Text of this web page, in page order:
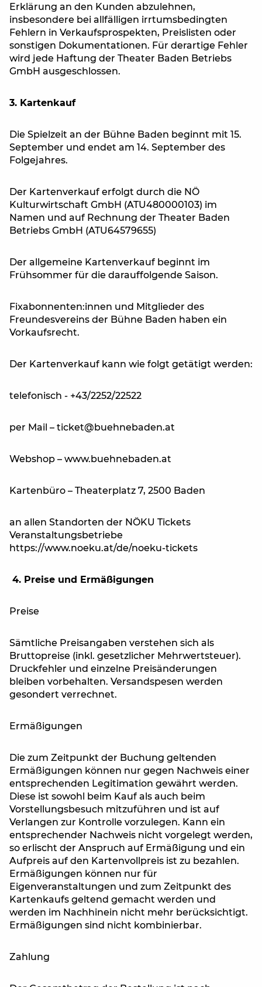
Erklärung an den Kunden abzulehnen,
insbesondere bei allfälligen irrtumsbedingten
Fehlern in Verkaufsprospekten, Preislisten oder
sonstigen Dokumentationen. Für derartige Fehler
wird jede Haftung der Theater Baden Betriebs
GmbH ausgeschlossen.
3. Kartenkauf
Die Spielzeit an der Bühne Baden beginnt mit 15.
September und endet am 14. September des
Folgejahres.
Der Kartenverkauf erfolgt durch die NÖ
Kulturwirtschaft GmbH (ATU480000103) im
Namen und auf Rechnung der Theater Baden
Betriebs GmbH (ATU64579655)
Der allgemeine Kartenverkauf beginnt im
Frühsommer für die darauffolgende Saison.
Fixabonnenten:innen und Mitglieder des
Freundesvereins der Bühne Baden haben ein
Vorkaufsrecht.
Der Kartenverkauf kann wie folgt getätigt werden:
telefonisch - +43/2252/22522
per Mail – ticket@buehnebaden.at
Webshop – www.buehnebaden.at
Kartenbüro – Theaterplatz 7, 2500 Baden
an allen Standorten der NÖKU Tickets
Veranstaltungsbetriebe
https://www.noeku.at/de/noeku-tickets
4. Preise und Ermäßigungen
Preise
Sämtliche Preisangaben verstehen sich als
Bruttopreise (inkl. gesetzlicher Mehrwertsteuer).
Druckfehler und einzelne Preisänderungen
bleiben vorbehalten. Versandspesen werden
gesondert verrechnet.
Ermäßigungen
Die zum Zeitpunkt der Buchung geltenden
Ermäßigungen können nur gegen Nachweis einer
entsprechenden Legitimation gewährt werden.
Diese ist sowohl beim Kauf als auch beim
Vorstellungsbesuch mitzuführen und ist auf
Verlangen zur Kontrolle vorzulegen. Kann ein
entsprechender Nachweis nicht vorgelegt werden,
so erlischt der Anspruch auf Ermäßigung und ein
Aufpreis auf den Kartenvollpreis ist zu bezahlen.
Ermäßigungen können nur für
Eigenveranstaltungen und zum Zeitpunkt des
Kartenkaufs geltend gemacht werden und
werden im Nachhinein nicht mehr berücksichtigt.
Ermäßigungen sind nicht kombinierbar.
Zahlung